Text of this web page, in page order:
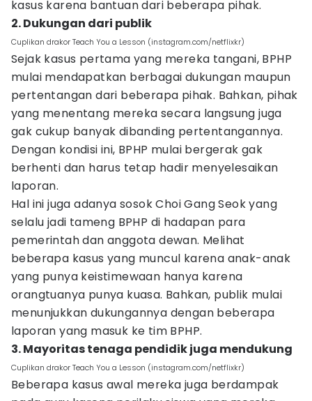
kasus karena bantuan dari beberapa pihak.
2. Dukungan dari publik
Cuplikan drakor Teach You a Lesson (instagram.com/netflixkr)
Sejak kasus pertama yang mereka tangani, BPHP
mulai mendapatkan berbagai dukungan maupun
pertentangan dari beberapa pihak. Bahkan, pihak
yang menentang mereka secara langsung juga
gak cukup banyak dibanding pertentangannya.
Dengan kondisi ini, BPHP mulai bergerak gak
berhenti dan harus tetap hadir menyelesaikan
laporan.
Hal ini juga adanya sosok Choi Gang Seok yang
selalu jadi tameng BPHP di hadapan para
pemerintah dan anggota dewan. Melihat
beberapa kasus yang muncul karena anak-anak
yang punya keistimewaan hanya karena
orangtuanya punya kuasa. Bahkan, publik mulai
menunjukkan dukungannya dengan beberapa
laporan yang masuk ke tim BPHP.
3. Mayoritas tenaga pendidik juga mendukung
Cuplikan drakor Teach You a Lesson (instagram.com/netflixkr)
Beberapa kasus awal mereka juga berdampak